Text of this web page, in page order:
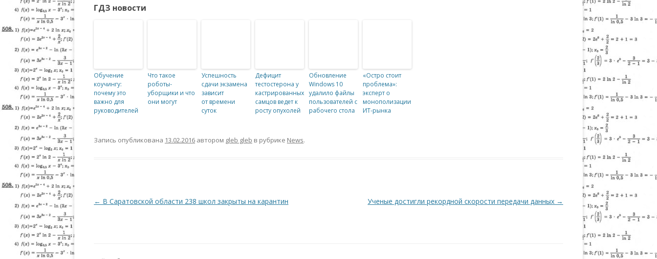
ГДЗ новости
Обучение
коучингу:
почему это
важно для
руководителей
Что такое
роботы-
уборщики и что
они могут
Успешность
сдачи экзамена
зависит
от времени
суток
Дефицит
тестостерона у
кастрированных
самцов ведет к
росту опухолей
Обновление
Windows 10
удалило файлы
пользователей с
рабочего стола
«Остро стоит
проблема»:
эксперт о
монополизации
ИТ-рынка
Запись опубликована 13.02.2016 автором gleb gleb в рубрике News.
Навигация по записям
← В Саратовской области 238 школ закрыты на карантин Ученые достигли рекордной скорости передачи данных →